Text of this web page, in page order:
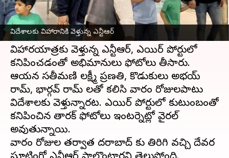
విదేశాలకు విహారానికి వెళ్తున్న ఎన్టీఆర్
ఈ వార్తాకథనం ఏంటి
హైదరాబాద్ ఎయిర్ పోర్టులోజూనియర్ ఎన్టీఆర్సందడి
చేశారు. కుటుంబంతో కలిసి విదేశాలకు
విహారయాత్రకు వెళ్తున్న ఎన్టీఆర్, ఎయిర్ పోర్టులో
కనిపించడంతో అభిమానులు ఫోటోలు తీసారు.
ఆయన సతీమణి లక్ష్మీ ప్రణతి, కొడుకులు అభయ్
రామ్, భార్గవ్ రామ్ లతో కలిసి వారం రోజులపాటు
విదేశాలకు వెళ్తున్నారట. ఎయిర్ పోర్టులో కుటుంబంతో
కనిపించిన తారక్ ఫోటోలు ఇంటర్నెట్లో వైరల్
అవుతున్నాయి.
వారం రోజుల తర్వాత హైదరాబాద్ కు తిరిగి వచ్చి దేవర